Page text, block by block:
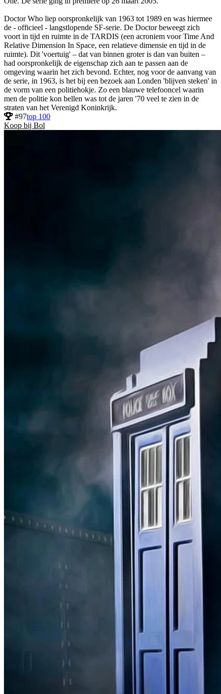
Doctor Who liep oorspronkelijk van 1963 tot 1989 en was hiermee
de - officieel - langstlopende SF-serie. De Doctor beweegt zich
voort in tijd en ruimte in de TARDIS (een acroniem voor Time And
Relative Dimension In Space, een relatieve dimensie en tijd in de
ruimte). Dit 'voertuig' – dat van binnen groter is dan van buiten –
had oorspronkelijk de eigenschap zich aan te passen aan de
omgeving waarin het zich bevond. Echter, nog voor de aanvang van
de serie, in 1963, is het bij een bezoek aan Londen 'blijven steken' in
de vorm van een politiehokje. Zo een blauwe telefooncel waarin
men de politie kon bellen was tot de jaren '70 veel te zien in de
straten van het Verenigd Koninkrijk.
#97top 100
Koop bij Bol